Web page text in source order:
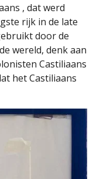
, dat werd
rijk in de late
door de
wereld, denk aan
Castiliaans
het Castiliaans